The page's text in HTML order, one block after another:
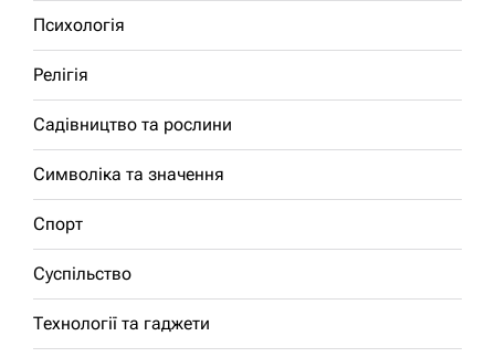
Психологія
Релігія
Садівництво та рослини
Символіка та значення
Спорт
Суспільство
Технології та гаджети